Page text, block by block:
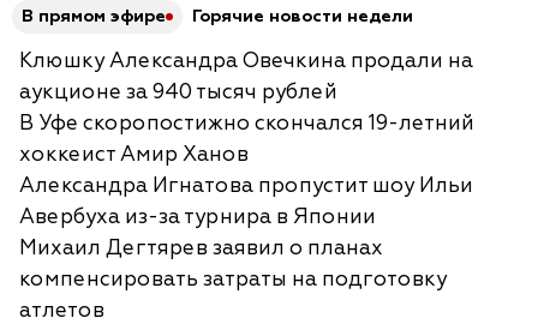
В прямом эфире Горячие новости недели
Клюшку Александра Овечкина продали на
аукционе за 940 тысяч рублей
В Уфе скоропостижно скончался 19-летний
хоккеист Амир Ханов
Александра Игнатова пропустит шоу Ильи
Авербуха из-за турнира в Японии
Михаил Дегтярев заявил о планах
компенсировать затраты на подготовку
атлетов